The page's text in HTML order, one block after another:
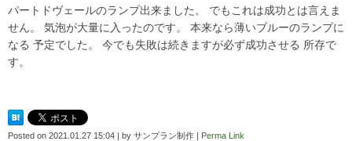
パートドヴェールのランプ出来ました。 でもこれは成功とは言えま
せん。 気泡が大量に入ったのです。 本来なら薄いブルーのランプに
なる 予定でした。 今でも失敗は続きますが必ず成功させる 所存で
す。
Posted on 2021.01.27 15:04 | by サンプラン制作 | Perma Link